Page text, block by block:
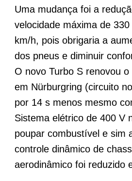
Uma mudança foi a
velocidade máxima de
km/h, pois obrigaria a
dos pneus e diminuir
O novo Turbo S renovou
em Nürburgring (circuito
por 14 s menos mesmo
Sistema elétrico de 400 V
poupar combustível e sim
controle dinâmico de
aerodinâmico foi reduzido